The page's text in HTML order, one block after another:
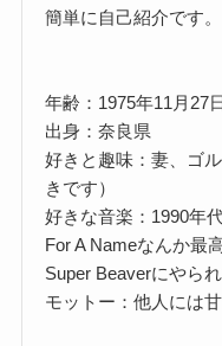
簡単に自己紹介です。
年齢：1975年11月27
出身：奈良県
好きと趣味：妻、ゴ
きです）
好きな音楽：1990年
For A Nameなんか最
Super Beaverにやら
モットー：他人には